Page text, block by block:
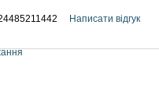
Написати відгук